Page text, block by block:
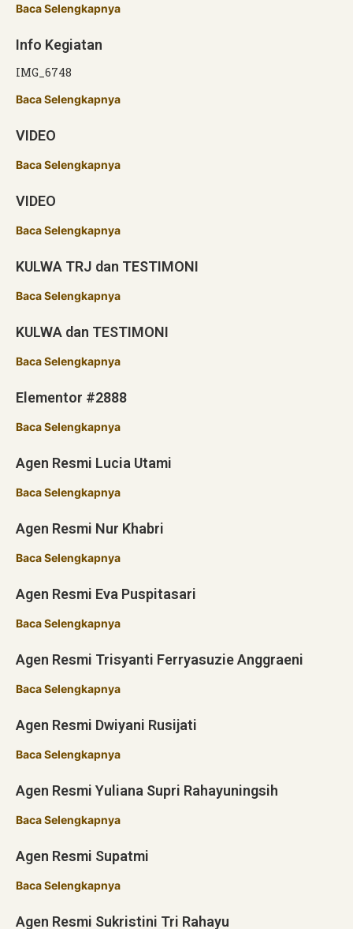
Baca Selengkapnya
Info Kegiatan
IMG_6748
Baca Selengkapnya
VIDEO
Baca Selengkapnya
VIDEO
Baca Selengkapnya
KULWA TRJ dan TESTIMONI
Baca Selengkapnya
KULWA dan TESTIMONI
Baca Selengkapnya
Elementor #2888
Baca Selengkapnya
Agen Resmi Lucia Utami
Baca Selengkapnya
Agen Resmi Nur Khabri
Baca Selengkapnya
Agen Resmi Eva Puspitasari
Baca Selengkapnya
Agen Resmi Trisyanti Ferryasuzie Anggraeni
Baca Selengkapnya
Agen Resmi Dwiyani Rusijati
Baca Selengkapnya
Agen Resmi Yuliana Supri Rahayuningsih
Baca Selengkapnya
Agen Resmi Supatmi
Baca Selengkapnya
Agen Resmi Sukristini Tri Rahayu